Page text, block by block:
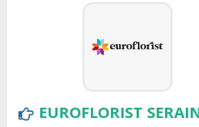
EUROFLORIST